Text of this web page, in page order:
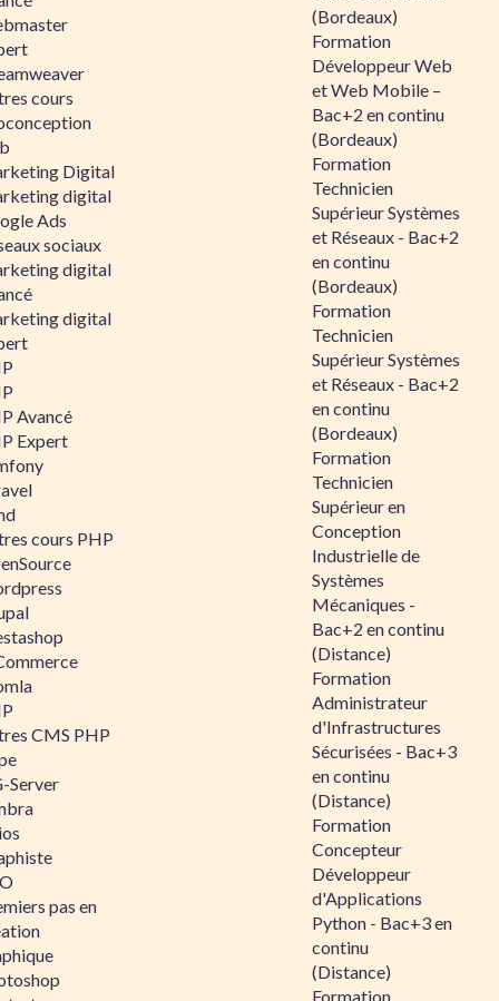
cours
Digital
digital
Ads
sociaux
digital
digital
Avancé
Expert
cours PHP
CMS PHP
Server
pas en
(Bordeaux)
Formation
Développeur Web
et Web Mobile –
Bac+2 en continu
(Bordeaux)
Formation
Technicien
Supérieur Systèmes
et Réseaux - Bac+2
en continu
(Bordeaux)
Formation
Technicien
Supérieur Systèmes
et Réseaux - Bac+2
en continu
(Bordeaux)
Formation
Technicien
Supérieur en
Conception
Industrielle de
Systèmes
Mécaniques -
Bac+2 en continu
(Distance)
Formation
Administrateur
d'Infrastructures
Sécurisées - Bac+3
en continu
(Distance)
Formation
Concepteur
Développeur
d'Applications
Python - Bac+3 en
continu
(Distance)
Formation